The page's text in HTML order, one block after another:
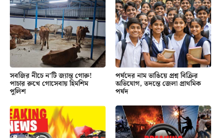
সবজির নীচে ন’টি জ্যান্ত গোরু!
পাচার রুখে গোসেবায় হিমশিম
পুলিশ
পর্ষদের নাম ভাঙিয়ে প্রশ্ন বিক্রির
অভিযোগ, তদন্তে জেলা প্রাথমিক
পর্ষদ